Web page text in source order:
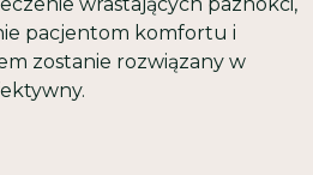
pacjentom komfortu i
zostanie rozwiązany w